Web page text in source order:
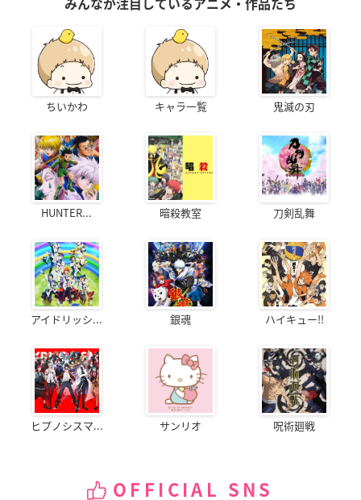
みんなが注目しているアニメ・作品たち
ちいかわ キャラ一覧 鬼滅の刃
HUNTER... 暗殺教室 刀剣乱舞
アイドリッシ... 銀魂 ハイキュー!!
ヒプノシスマ... サンリオ 呪術廻戦
OFFICIAL SNS